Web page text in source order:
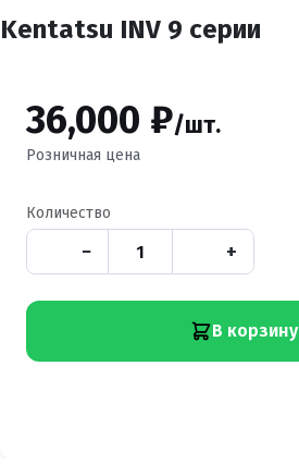
Kentatsu INV 9 серии
36,000 ₽/шт.
Розничная цена
Количество
− +
В корзину